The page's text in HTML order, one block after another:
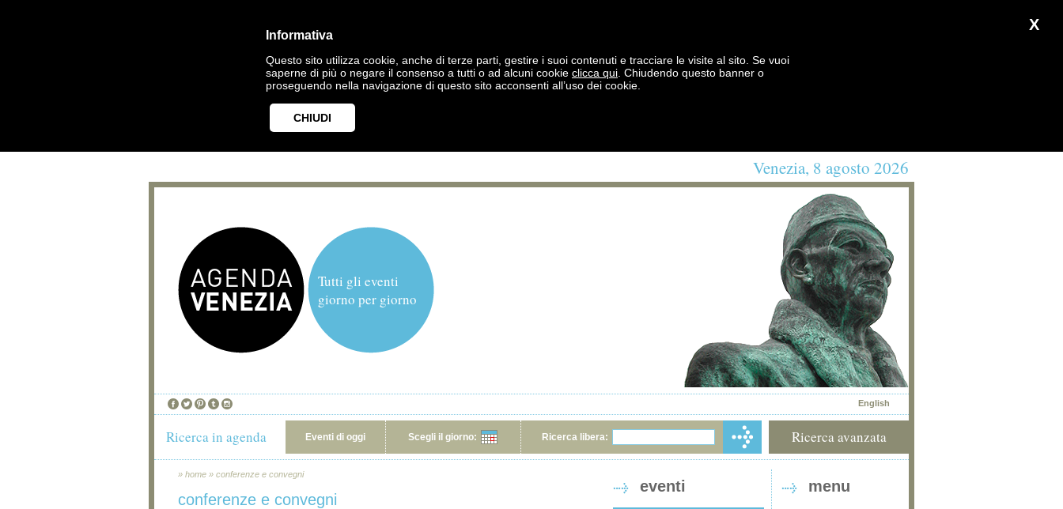
X
Informativa
Questo sito utilizza cookie, anche di terze parti, gestire i suoi contenuti e tracciare le visite al sito. Se vuoi
saperne di più o negare il consenso a tutti o ad alcuni cookie clicca qui . Chiudendo questo banner o
proseguendo nella navigazione di questo sito acconsenti all’uso dei cookie.
CHIUDI
Venezia, 8 agosto 2026
Tutti gli eventi
giorno per giorno
English
Ricerca in agenda Eventi di oggi Scegli il giorno: Ricerca libera: Ricerca avanzata
» home » conferenze e convegni
conferenze e convegni
eventi menu